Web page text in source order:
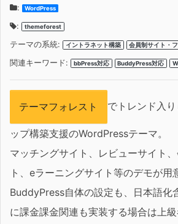
:
WordPress
: themeforest
テーマの系統: イントラネット構築 会員制サイト・
関連キーワード: bbPress対応 BuddyPress対応
テーマフォレスト でトレンド入
ップ構築支援のWordPressテーマ。
マッチングサイト、レビューサイト
ト、eラーニングサイト等のデモが用
BuddyPress自体の設定も、日本語化
に課金課金関連も実装する場合は上